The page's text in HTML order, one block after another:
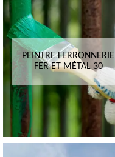
PEINTRE FERRONNERIE
FER ET MÉTAL 30